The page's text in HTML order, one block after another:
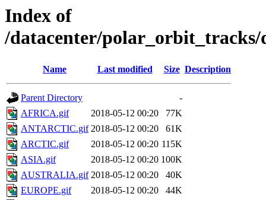
Index of
/datacenter/polar_orbit_tracks/
Name Last modified Size Description
Parent Directory
-
AFRICA.gif
2018-05-12 00:20
77K
ANTARCTIC.gif 2018-05-12 00:20
61K
ARCTIC.gif
2018-05-12 00:20 115K
ASIA.gif
2018-05-12 00:20 100K
AUSTRALIA.gif 2018-05-12 00:20
40K
EUROPE.gif
2018-05-12 00:20
44K